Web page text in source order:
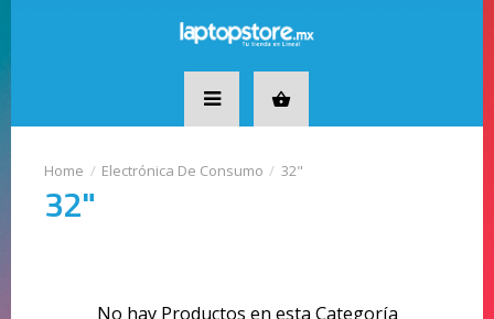
Electrónica De Consumo 32"
32"
No hay Productos en esta Categoría